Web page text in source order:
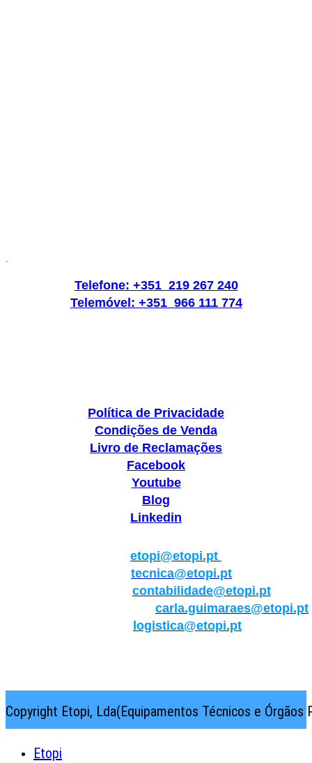
.
Telefone: +351 219 267 240
Telemóvel: +351 966 111 774
Política de Privacidade
Condições de Venda
Livro de Reclamações
Facebook
Youtube
Blog
Linkedin
etopi@etopi.pt
tecnica@etopi.pt
contabilidade@etopi.pt
carla.guimaraes@etopi.pt
logistica@etopi.pt
Copyright Etopi, Lda(Equipamentos Técnicos e
Etopi